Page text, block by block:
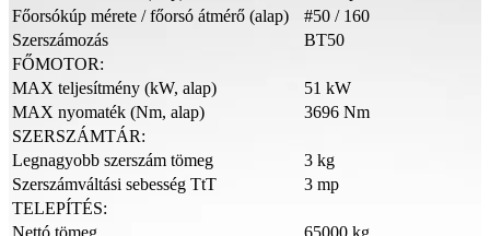
Főorsókúp mérete / főorsó átmérő (alap)
#50 / 160
Szerszámozás
BT50
FŐMOTOR:
MAX teljesítmény (kW, alap)
51 kW
MAX nyomaték (Nm, alap)
3696 Nm
SZERSZÁMTÁR:
Legnagyobb szerszám tömeg
3 kg
Szerszámváltási sebesség TtT
3 mp
TELEPÍTÉS: